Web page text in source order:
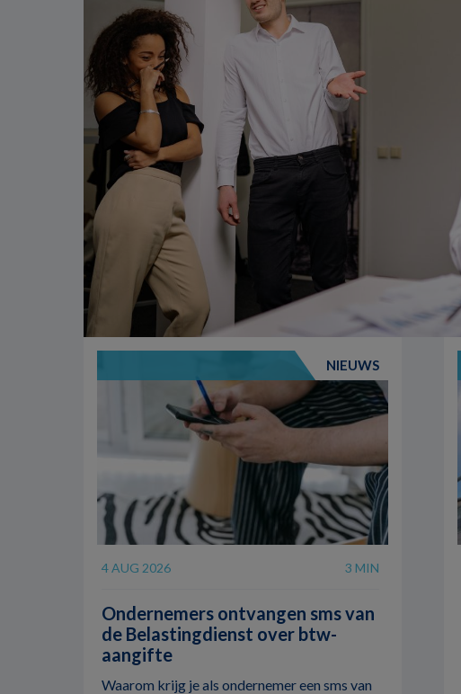
NIEUWS
4 AUG 2026 3 MIN
Ondernemers ontvangen sms van
de Belastingdienst over btw-
aangifte
Waarom krijg je als ondernemer een sms van